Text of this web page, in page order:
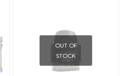
OUT OF
STOCK